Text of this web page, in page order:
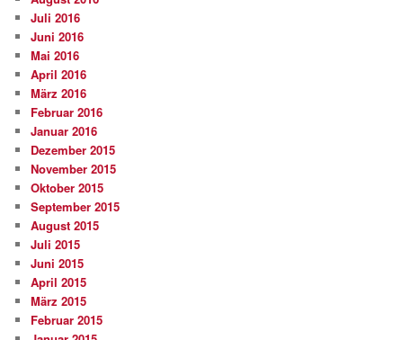
Juli 2016
Juni 2016
Mai 2016
April 2016
März 2016
Februar 2016
Januar 2016
Dezember 2015
November 2015
Oktober 2015
September 2015
August 2015
Juli 2015
Juni 2015
April 2015
März 2015
Februar 2015